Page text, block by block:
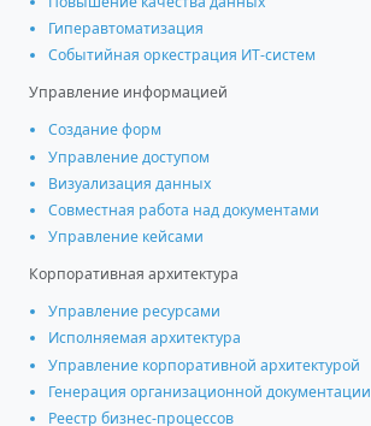
Гиперавтоматизация
Событийная оркестрация ИТ-систем
Управление информацией
Создание форм
Управление доступом
Визуализация данных
Совместная работа над документами
Управление кейсами
Корпоративная архитектура
Управление ресурсами
Исполняемая архитектура
Управление корпоративной архитектурой
Генерация организационной документации
Реестр бизнес-процессов